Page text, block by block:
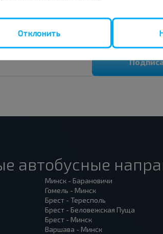
акции, скидки и другие
Подпишись на получение
дешевле!
автобусные
Минск - Барановичи
Гомель - Минск
Брест - Тересполь
Брест - Беловежская Пуща
Брест - Минск
Варшава - Минск
Отклонить